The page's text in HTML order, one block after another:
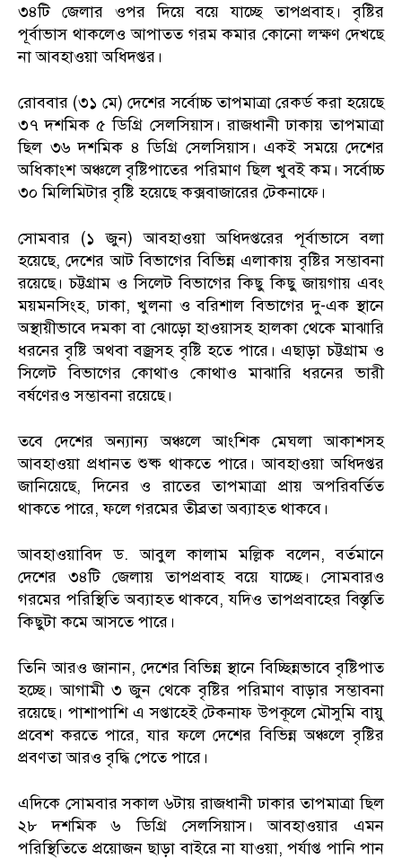
৩৪টি জেলার ওপর দিয়ে বয়ে যাচ্ছে তাপপ্রবাহ। বৃষ্টির
পূর্বাভাস থাকলেও আপাতত গরম কমার কোনো লক্ষণ দেখছে
না আবহাওয়া অধিদপ্তর।
রোববার (৩১ মে) দেশের সর্বোচ্চ তাপমাত্রা রেকর্ড করা হয়েছে
৩৭ দশমিক ৫ ডিগ্রি সেলসিয়াস। রাজধানী ঢাকায় তাপমাত্রা
ছিল ৩৬ দশমিক ৪ ডিগ্রি সেলসিয়াস। একই সময়ে দেশের
অধিকাংশ অঞ্চলে বৃষ্টিপাতের পরিমাণ ছিল খুবই কম। সর্বোচ্চ
৩০ মিলিমিটার বৃষ্টি হয়েছে কক্সবাজারের টেকনাফে।
সোমবার (১ জুন) আবহাওয়া অধিদপ্তরের পূর্বাভাসে বলা
হয়েছে, দেশের আট বিভাগের বিভিন্ন এলাকায় বৃষ্টির সম্ভাবনা
রয়েছে। চট্টগ্রাম ও সিলেট বিভাগের কিছু কিছু জায়গায় এবং
ময়মনসিংহ, ঢাকা, খুলনা ও বরিশাল বিভাগের দু-এক স্থানে
অস্থায়ীভাবে দমকা বা ঝোড়ো হাওয়াসহ হালকা থেকে মাঝারি
ধরনের বৃষ্টি অথবা বজ্রসহ বৃষ্টি হতে পারে। এছাড়া চট্টগ্রাম ও
সিলেট বিভাগের কোথাও কোথাও মাঝারি ধরনের ভারী
বর্ষণেরও সম্ভাবনা রয়েছে।
তবে দেশের অন্যান্য অঞ্চলে আংশিক মেঘলা আকাশসহ
আবহাওয়া প্রধানত শুষ্ক থাকতে পারে। আবহাওয়া অধিদপ্তর
জানিয়েছে, দিনের ও রাতের তাপমাত্রা প্রায় অপরিবর্তিত
থাকতে পারে, ফলে গরমের তীব্রতা অব্যাহত থাকবে।
আবহাওয়াবিদ ড. আবুল কালাম মল্লিক বলেন, বর্তমানে
দেশের ৩৪টি জেলায় তাপপ্রবাহ বয়ে যাচ্ছে। সোমবারও
গরমের পরিস্থিতি অব্যাহত থাকবে, যদিও তাপপ্রবাহের বিস্তৃতি
কিছুটা কমে আসতে পারে।
তিনি আরও জানান, দেশের বিভিন্ন স্থানে বিচ্ছিন্নভাবে বৃষ্টিপাত
হচ্ছে। আগামী ৩ জুন থেকে বৃষ্টির পরিমাণ বাড়ার সম্ভাবনা
রয়েছে। পাশাপাশি এ সপ্তাহেই টেকনাফ উপকূলে মৌসুমি বায়ু
প্রবেশ করতে পারে, যার ফলে দেশের বিভিন্ন অঞ্চলে বৃষ্টির
প্রবণতা আরও বৃদ্ধি পেতে পারে।
এদিকে সোমবার সকাল ৬টায় রাজধানী ঢাকার তাপমাত্রা ছিল
২৮ দশমিক ৬ ডিগ্রি সেলসিয়াস। আবহাওয়ার এমন
পরিস্থিতিতে প্রয়োজন ছাড়া বাইরে না যাওয়া, পর্যাপ্ত পানি পান